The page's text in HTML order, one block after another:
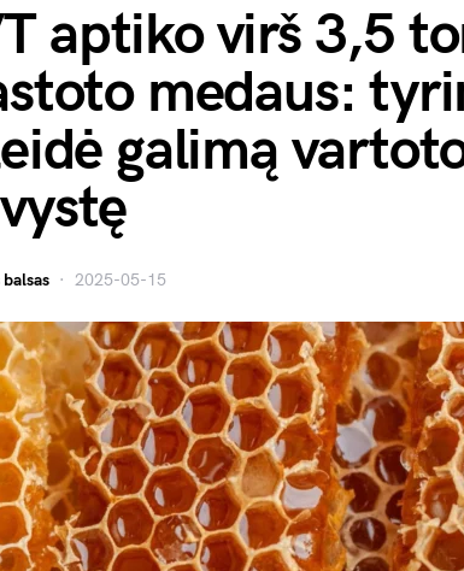
aptiko virš 3,5
medaus:
galimą
2025-05-15